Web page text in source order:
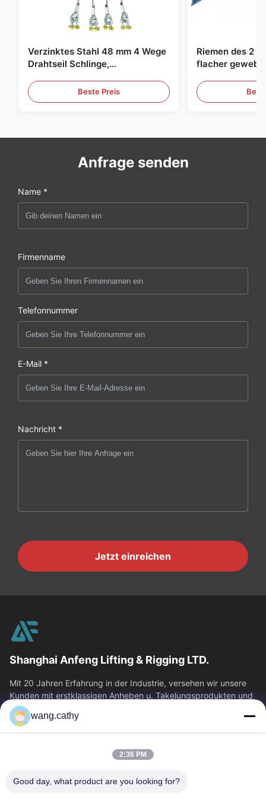
Verzinktes Stahl 48 mm 4 Wege
Drahtseil Schlinge,
Beste Preis
Riemen des 2
flacher
Anfrage senden
Name *
Firmenname
Telefonnummer
E-Mail *
Nachricht *
Jetzt einreichen
Shanghai Anfeng Lifting & Rigging LTD.
Mit 20 Jahren Erfahrung in der Industrie, versehen wir unsere
Kunden mit erstklassigen Anheben u. Takelungsprodukten und
kundenspezifischen...
Schnelllinks
Fabrik-Ausflug
Qualitätskontrolle
wang.cathy
2:36 PM
Good day, what product are you looking for?